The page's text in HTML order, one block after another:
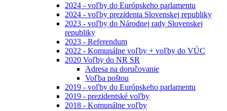
2024 - voľby do Európskeho parlamentu
2024 - voľby prezidenta Slovenskej republiky
2023 - voľby do Národnej rady Slovenskej
republiky
2023 - Referendum
2022 - Komunálne voľby + voľby do VÚC
2020 Voľby do NR SR
Adresa na doručovanie
Voľba poštou
2019 - voľby do Európskeho parlamentu
2019 - prezidentské voľby
2018 - Komunálne voľby